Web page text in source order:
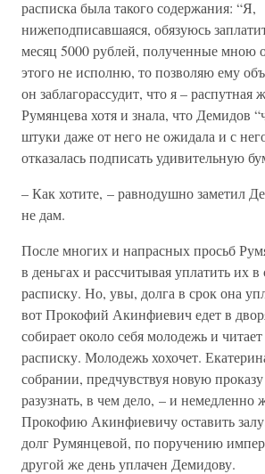
расписка была такого содержания: “Я,
нижеподписавшаяся, обязуюсь
месяц 5000 рублей, полученные мною
этого не исполню, то позволяю ему
он заблагорассудит, что я – распутная
Румянцева хотя и знала, что Демидов
штуки даже от него не ожидала и с
отказалась подписать удивительную
– Как хотите, – равнодушно заметил
не дам.
После многих и напрасных просьб
в деньгах и рассчитывая уплатить их
расписку. Но, увы, долга в срок она
вот Прокофий Акинфиевич едет в
собирает около себя молодежь и
расписку. Молодежь хохочет.
собрании, предчувствуя новую
разузнать, в чем дело, – и немедленно
Прокофию Акинфиевичу оставить
долг Румянцевой, по поручению
другой же день уплачен Демидову.